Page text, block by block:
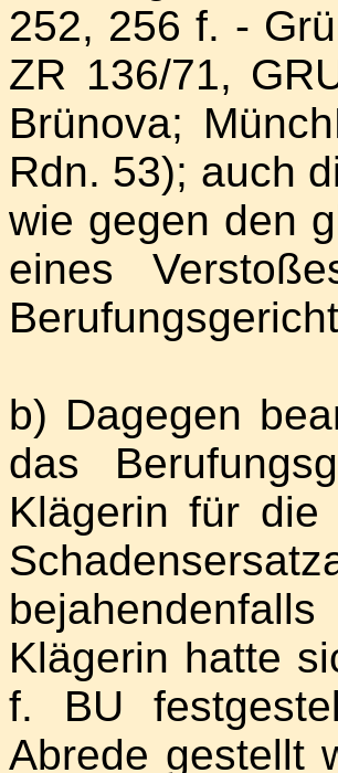
252, 256 f. -
ZR 136/71,
Brünova;
Rdn. 53); auch
wie gegen den
eines
b) Dagegen
das
Klägerin für
Klägerin hatte
f. BU
Abrede gestellt